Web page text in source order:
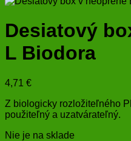
Desiatový
L Biodora
4,71 €
Z biologicky rozložiteľného
použiteľný a uzatvárateľný.
Nie je na sklade